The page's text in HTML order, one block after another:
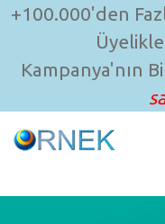
+100.000'den
Kampanya'nın